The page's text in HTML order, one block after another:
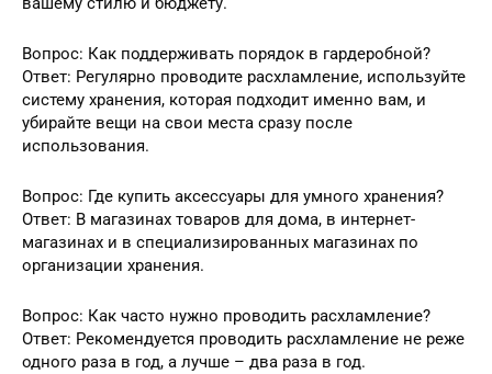
Вопрос: Как поддерживать порядок в гардеробной?
Ответ: Регулярно проводите расхламление, используйте
систему хранения, которая подходит именно вам, и
убирайте вещи на свои места сразу после
использования.
Вопрос: Где купить аксессуары для умного хранения?
Ответ: В магазинах товаров для дома, в интернет-
магазинах и в специализированных магазинах по
организации хранения.
Вопрос: Как часто нужно проводить расхламление?
Ответ: Рекомендуется проводить расхламление не реже
одного раза в год, а лучше – два раза в год.